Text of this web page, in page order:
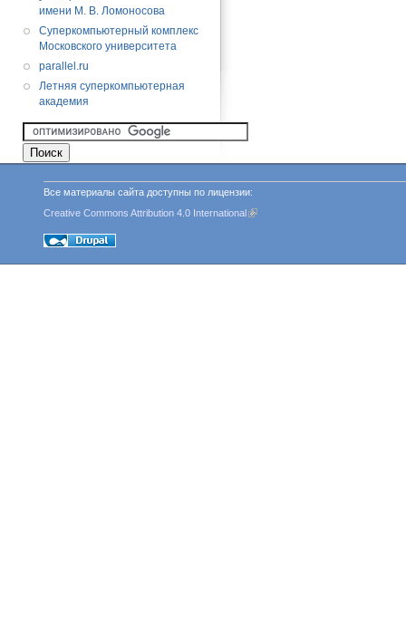
имени М. В. Ломоносова
Суперкомпьютерный комплекс
Московского университета
parallel.ru
Летняя суперкомпьютерная
академия
Все материалы сайта доступны по лицензии:
Creative Commons Attribution 4.0 International